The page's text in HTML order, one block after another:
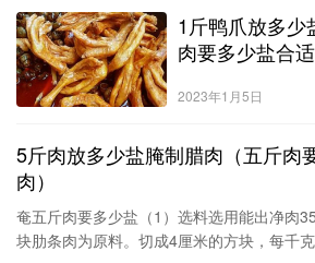
1斤鸭爪放多少
肉要多少盐合适
2023年1月5日
5斤肉放多少盐腌制腊肉（五斤肉
肉）
奄五斤肉要多少盐（1）选料选用能出净肉
块肋条肉为原料。切成4厘米的方块，每千